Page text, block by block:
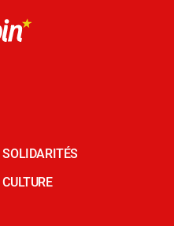
SOLIDARITÉS
CULTURE